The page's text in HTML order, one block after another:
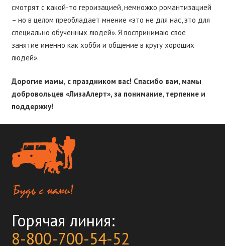
смотрят с какой-то героизацией, немножко романтизацией
– но в целом преобладает мнение «это не для нас, это для
специально обученных людей». Я воспринимаю своё
занятие именно как хобби и общение в кругу хороших
людей».
Дорогие мамы, с праздником вас! Спасибо вам, мамы
добровольцев «ЛизаАлерт», за понимание, терпение и
поддержку!
Горячая линия:
8-800-700-54-52